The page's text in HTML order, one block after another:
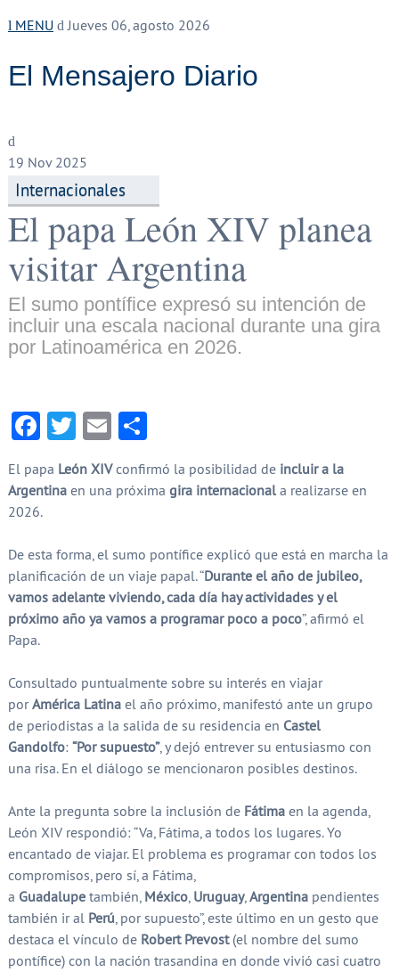
MENU Jueves 06, agosto 2026
El Mensajero Diario
19 Nov 2025
Internacionales
El papa León XIV planea
visitar Argentina
El sumo pontífice expresó su intención de
incluir una escala nacional durante una gira
por Latinoamérica en 2026.
Facebook
Twitter
EmailCompartir
El papa León XIVconfirmó la posibilidad de incluir a la
Argentina en una próxima gira internacionala realizarse en
2026.
De esta forma, el sumo pontífice explicó que está en marcha la
planificación de un viaje papal. “Durante el año de jubileo,
vamos adelante viviendo, cada día hay actividades y el
próximo año ya vamos a programar poco a poco”, afirmó el
Papa.
Consultado puntualmente sobre su interés en viajar
porAmérica Latinael año próximo, manifestó ante un grupo
de periodistas a la salida de su residencia en Castel
Gandolfo: “Por supuesto”, y dejó entrever su entusiasmo con
una risa. En el diálogo se mencionaron posibles destinos.
Ante la pregunta sobre la inclusión de Fátimaen la agenda,
León XIV respondió: “Va, Fátima, a todos los lugares. Yo
encantado de viajar. El problema es programar con todos los
compromisos, pero sí, a Fátima,
a Guadalupetambién, México, Uruguay,Argentina pendientes
también ir al Perú, por supuesto”, este último en un gesto que
destaca el vínculo de Robert Prevost (el nombre del sumo
pontífice) con la nación trasandina en donde vivió casi cuatro